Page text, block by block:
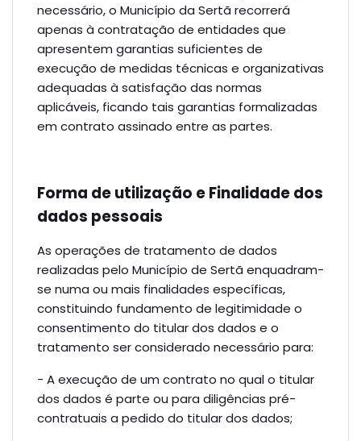
necessário, o Município da Sertã recorrerá
apenas à contratação de entidades que
apresentem garantias suficientes de
execução de medidas técnicas e organizativas
adequadas à satisfação das normas
aplicáveis, ficando tais garantias formalizadas
em contrato assinado entre as partes.
Forma de utilização e Finalidade dos
dados pessoais
As operações de tratamento de dados
realizadas pelo Município de Sertã enquadram-
se numa ou mais finalidades específicas,
constituindo fundamento de legitimidade o
consentimento do titular dos dados e o
tratamento ser considerado necessário para:
- A execução de um contrato no qual o titular
dos dados é parte ou para diligências pré-
contratuais a pedido do titular dos dados;